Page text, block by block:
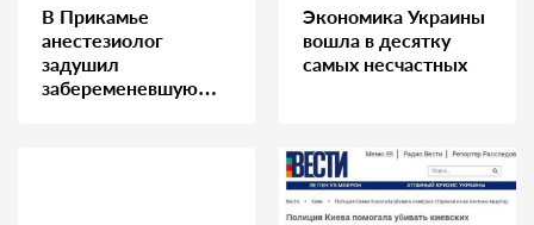
В Прикамье
анестезиолог
задушил
забеременевшую
Экономика Украины
вошла в десятку
самых несчастных